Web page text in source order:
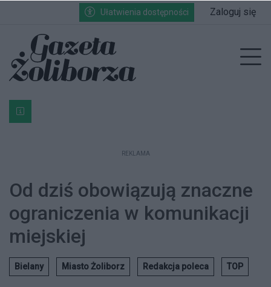
Przejdź do głównych treści
Przejdź do wyszukiwarki
Przejdź do głównego menuUłatwienia dostępności Zaloguj się
Bardzo ważna informacja dla podatników posiadających
REKLAMA
Od dziś obowiązują znaczne
ograniczenia w komunikacji
miejskiej
Bielany Miasto Żoliborz Redakcja poleca TOP